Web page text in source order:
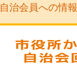
自治会員への情報